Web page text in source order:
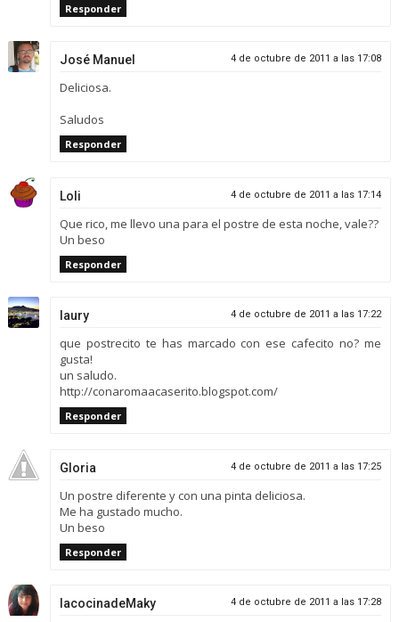
Responder
José Manuel 4 de octubre de 2011 a las 17:08
Deliciosa.
Saludos
Responder
Loli 4 de octubre de 2011 a las 17:14
Que rico, me llevo una para el postre de esta noche, vale??
Un beso
Responder
laury 4 de octubre de 2011 a las 17:22
que postrecito te has marcado con ese cafecito no? me
gusta!
un saludo.
http://conaromaacaserito.blogspot.com/
Responder
Gloria 4 de octubre de 2011 a las 17:25
Un postre diferente y con una pinta deliciosa.
Me ha gustado mucho.
Un beso
Responder
lacocinadeMaky 4 de octubre de 2011 a las 17:28